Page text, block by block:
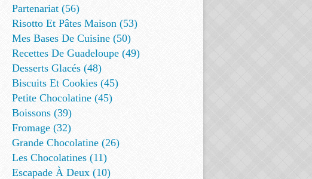
Partenariat (56)
Risotto Et Pâtes Maison (53)
Mes Bases De Cuisine (50)
Recettes De Guadeloupe (49)
Desserts Glacés (48)
Biscuits Et Cookies (45)
Petite Chocolatine (45)
Boissons (39)
Fromage (32)
Grande Chocolatine (26)
Les Chocolatines (11)
Escapade À Deux (10)